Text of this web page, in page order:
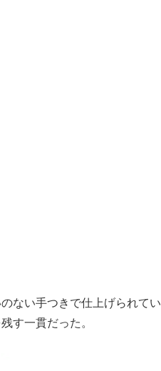
ない手つきで仕上げられてい
す一貫だった。